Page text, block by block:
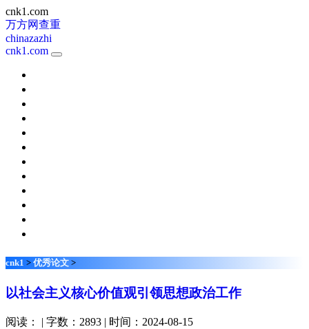
cnk1.com
万方网查重
chinazazhi
cnk1.com
cnk1 > 优秀论文 >
以社会主义核心价值观引领思想政治工作
阅读： | 字数：2893 | 时间：2024-08-15